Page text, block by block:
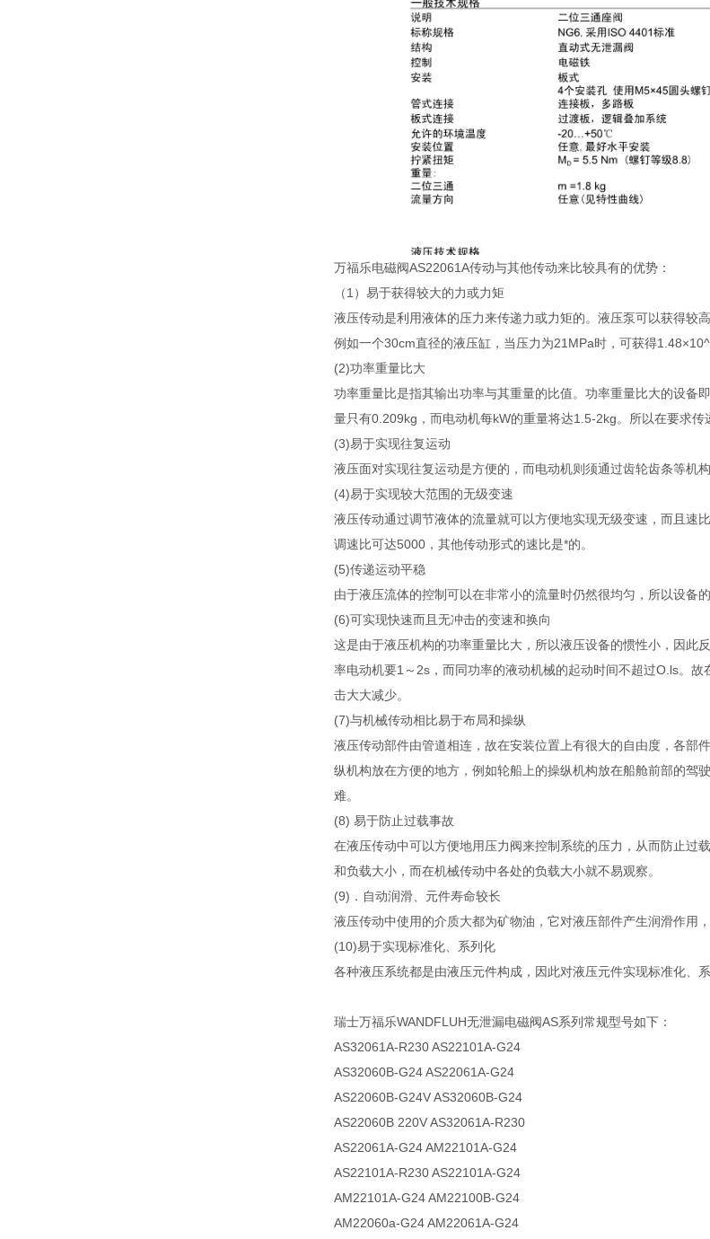
万福乐电磁阀AS22061A传动与其他传动来比较具有的优势：
（1）易于获得较大的力或力矩
液压传动是利用液体的压力来传递力或力矩的。液压泵可以获得较
例如一个30cm直径的液压缸，当压力为21MPa时，可获得
(2)功率重量比大
功率重量比是指其输出功率与其重量的比值。功率重量比大的设备
量只有0.209kg，而电动机每kW的重量将达1.5-2kg。所以在要求传
(3)易于实现往复运动
液压面对实现往复运动是方便的，而电动机则须通过齿轮齿条等机
(4)易于实现较大范围的无级变速
液压传动通过调节液体的流量就可以方便地实现无级变速，而且
调速比可达5000，其他传动形式的速比是*的。
(5)传递运动平稳
由于液压流体的控制可以在非常小的流量时仍然很均匀，所以设备
(6)可实现快速而且无冲击的变速和换向
这是由于液压机构的功率重量比大，所以液压设备的惯性小，因此
率电动机要1～2s，而同功率的液动机械的起动时间不超过O.ls。
击大大减少。
(7)与机械传动相比易于布局和操纵
液压传动部件由管道相连，故在安装位置上有很大的自由度，各部
纵机构放在方便的地方，例如轮船上的操纵机构放在船舱前部的驾
难。
(8) 易于防止过载事故
在液压传动中可以方便地用压力阀来控制系统的压力，从而防止过
和负载大小，而在机械传动中各处的负载大小就不易观察。
(9)．自动润滑、元件寿命较长
液压传动中使用的介质大都为矿物油，它对液压部件产生润滑作用
(10)易于实现标准化、系列化
各种液压系统都是由液压元件构成，因此对液压元件实现标准化、
瑞士万福乐WANDFLUH无泄漏电磁阀AS系列常规型号如下：
AS32061A-R230 AS22101A-G24
AS32060B-G24 AS22061A-G24
AS22060B-G24V AS32060B-G24
AS22060B 220V AS32061A-R230
AS22061A-G24 AM22101A-G24
AS22101A-R230 AS22101A-G24
AM22101A-G24 AM22100B-G24
AM22060a-G24 AM22061A-G24